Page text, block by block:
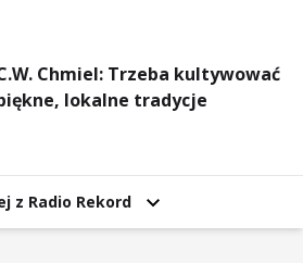
Chmiel: Trzeba kultywować
lokalne tradycje
z Radio Rekord